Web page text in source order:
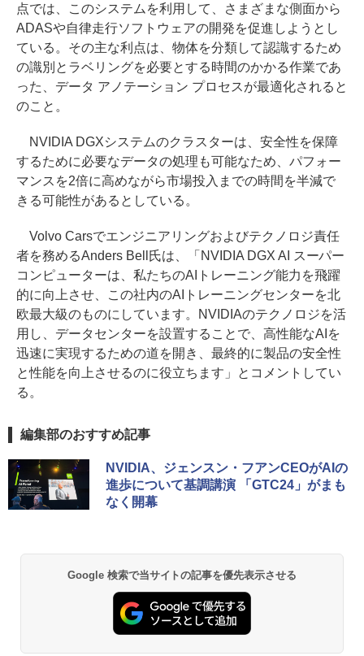
点では、このシステムを利用して、さまざまな側面から
ADASや自律走行ソフトウェアの開発を促進しようとし
ている。その主な利点は、物体を分類して認識するため
の識別とラベリングを必要とする時間のかかる作業であ
った、データ アノテーション プロセスが最適化されると
のこと。
NVIDIA DGXシステムのクラスターは、安全性を保障
するために必要なデータの処理も可能なため、パフォー
マンスを2倍に高めながら市場投入までの時間を半減で
きる可能性があるとしている。
Volvo Carsでエンジニアリングおよびテクノロジ責任
者を務めるAnders Bell氏は、「NVIDIA DGX AI スーパー
コンピューターは、私たちのAIトレーニング能力を飛躍
的に向上させ、この社内のAIトレーニングセンターを北
欧最大級のものにしています。NVIDIAのテクノロジを活
用し、データセンターを設置することで、高性能なAIを
迅速に実現するための道を開き、最終的に製品の安全性
と性能を向上させるのに役立ちます」とコメントしてい
る。
編集部のおすすめ記事
NVIDIA、ジェンスン・フアンCEOがAIの
進歩について基調講演 「GTC24」がまも
なく開幕
Google 検索で当サイトの記事を優先表示させる